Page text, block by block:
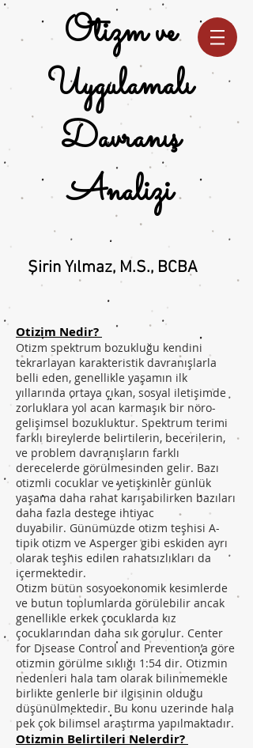
Otizm ve
Uygulamalı
Davranış
Analizi
Şirin Yılmaz, M.S., BCBA
Otizim Nedir?
Otizm spektrum bozukluğu kendini
tekrarlayan karakteristik davranışlarla
belli eden, genellikle yaşamın ilk
yıllarında ortaya çıkan, sosyal iletişimde
zorluklara yol acan karmaşık bir nöro-
gelişimsel bozukluktur. Spektrum terimi
farklı bireylerde belirtilerin, becerilerin,
ve problem davranışların farklı
derecelerde görülmesinden gelir. Bazı
otizmli cocuklar ve yetişkinler günlük
yaşama daha rahat karışabilirken bazıları
daha fazla destege ihtiyac
duyabilir. Günümüzde otizm teşhisi A-
tipik otizm ve Asperger gibi eskiden ayrı
olarak teşhis edilen rahatsızlıkları da
içermektedir.
Otizm bütün sosyoekonomik kesimlerde
ve butun toplumlarda görülebilir ancak
genellikle erkek çocuklarda kız
çocuklarından daha sık gorulur. Center
for Disease Control and Prevention’a göre
otizmin görülme sıklığı 1:54 dir. Otizmin
nedenleri hala tam olarak bilinmemekle
birlikte genlerle bir ilgisinin olduğu
düşünülmektedir. Bu konu uzerinde hala
pek çok bilimsel araştırma yapılmaktadır.
Otizmin Belirtileri Nelerdir?